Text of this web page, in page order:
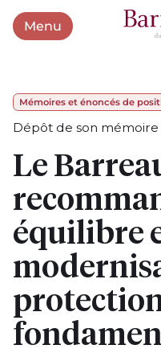
MenuOuvrir le menu
Mémoires et énoncés de
Dépôt de son
Le
équilibre